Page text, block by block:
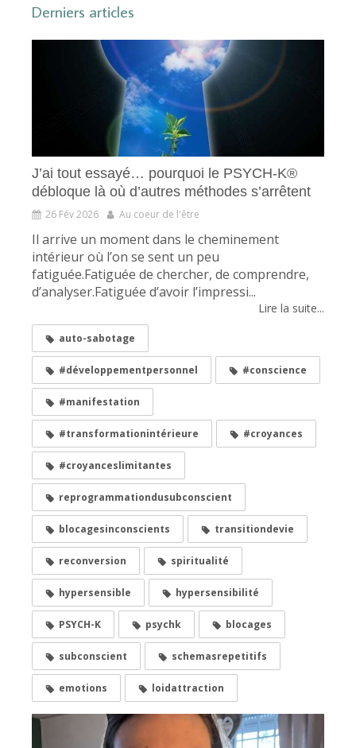
Derniers articles
J’ai tout essayé… pourquoi le PSYCH-K®
débloque là où d’autres méthodes s’arrêtent
26 Fév 2026 Au coeur de l'être
Il arrive un moment dans le cheminement
intérieur où l’on se sent un peu
fatiguée.Fatiguée de chercher, de comprendre,
d’analyser.Fatiguée d’avoir l’impressi...
Lire la suite...
auto-sabotage
#développementpersonnel #conscience
#manifestation
#transformationintérieure #croyances
#croyanceslimitantes
reprogrammationdusubconscient
blocagesinconscients transitiondevie
reconversion spiritualité
hypersensible hypersensibilité
PSYCH-K psychk blocages
subconscient schemasrepetitifs
emotions loidattraction